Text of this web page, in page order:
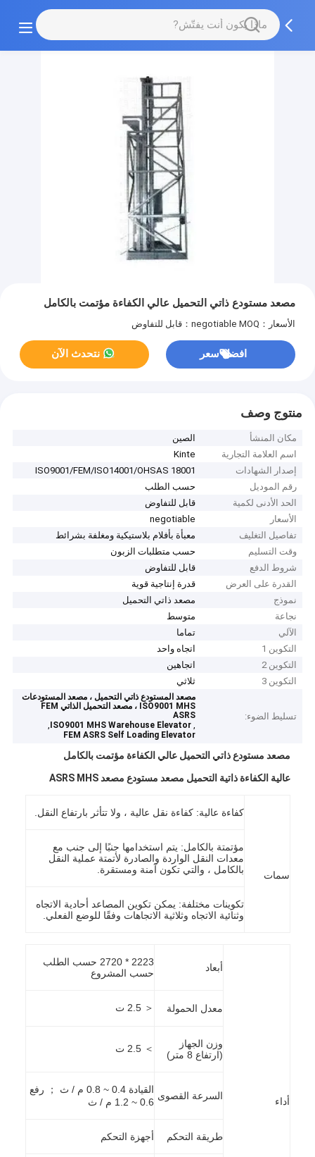
مصعد مستودع ذاتي التحميل عالي الكفاءة مؤتمت بالكامل
الأسعار：negotiable MOQ：قابل للتفاوض
افضل سعر نتحدث الآن
منتوج وصف
مكان المنشأ
الصين
اسم العلامة التجارية
Kinte
إصدار الشهادات
ISO9001/FEM/ISO14001/OHSAS 18001
رقم الموديل
حسب الطلب
الحد الأدنى لكمية
قابل للتفاوض
الأسعار
negotiable
تفاصيل التغليف
معبأة بأفلام بلاستيكية ومغلفة بشرائط
وقت التسليم
حسب متطلبات الزبون
شروط الدفع
قابل للتفاوض
القدرة على العرض
قدرة إنتاجية قوية
نموذج
مصعد ذاتي التحميل
نجاعة
متوسط
الآلي
تماما
التكوين 1
اتجاه واحد
التكوين 2
اتجاهين
التكوين 3
ثلاثي
تسليط الضوء:
مصعد المستودع ذاتي التحميل ، مصعد المستودعات
ISO9001 MHS ، مصعد التحميل الذاتي FEM
ASRS
,
ISO9001 MHS Warehouse Elevator
,
FEM ASRS Self Loading Elevator
مصعد مستودع ذاتي التحميل عالي الكفاءة مؤتمت بالكامل
عالية الكفاءة ذاتية التحميل مصعد مستودع مصعد ASRS MHS
سمات
كفاءة عالية: كفاءة نقل عالية ، ولا تتأثر بارتفاع النقل.
مؤتمتة بالكامل: يتم استخدامها جنبًا إلى جنب مع
معدات النقل الواردة والصادرة لأتمتة عملية النقل
بالكامل ، والتي تكون آمنة ومستقرة.
تكوينات مختلفة: يمكن تكوين المصاعد أحادية الاتجاه
وثنائية الاتجاه وثلاثية الاتجاهات وفقًا للوضع الفعلي.
أداء
أبعاد
2223 * 2720 حسب الطلب
حسب المشروع
معدل الحمولة ＜ 2.5 ت
وزن الجهاز
(ارتفاع 8 متر)
＞ 2.5 ت
السرعة القصوى
القيادة 0.4 ~ 0.8 م / ث ； رفع
0.6 ~ 1.2 م / ث
طريقة التحكم أجهزة التحكم